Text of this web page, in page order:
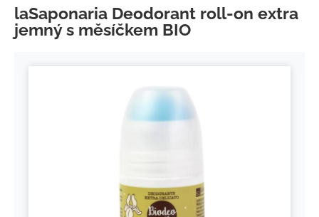
laSaponaria Deodorant roll-on extra
jemný s měsíčkem BIO